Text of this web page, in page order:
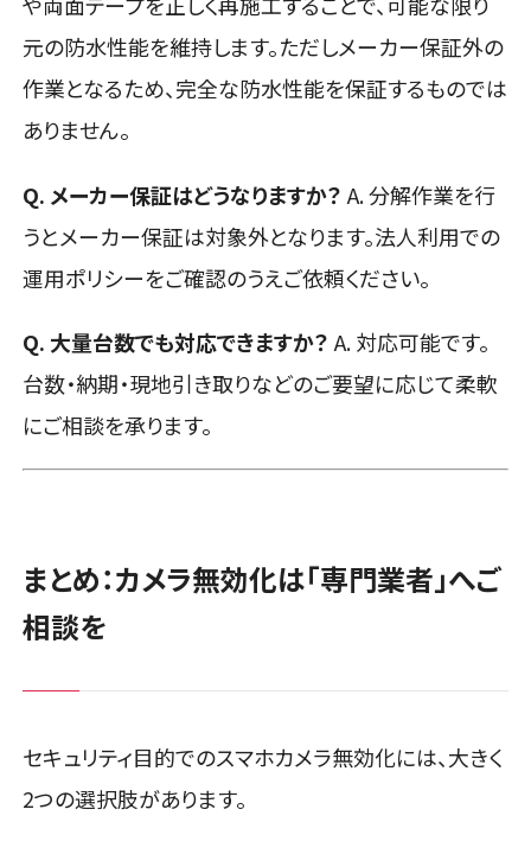
元の防水性能を維持します。ただしメーカー保証外の
作業となるため、完全な防水性能を保証するものでは
ありません。
Q. メーカー保証はどうなりますか？ A. 分解作業を行
うとメーカー保証は対象外となります。法人利用での
運用ポリシーをご確認のうえご依頼ください。
Q. 大量台数でも対応できますか？ A. 対応可能です。
台数・納期・現地引き取りなどのご要望に応じて柔軟
にご相談を承ります。
まとめ：カメラ無効化は「専門業者」へご
相談を
セキュリティ目的でのスマホカメラ無効化には、大きく
2つの選択肢があります。